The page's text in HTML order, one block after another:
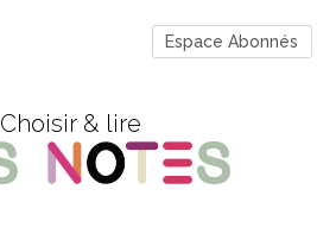
Espace Abonnés
Choisir & lire